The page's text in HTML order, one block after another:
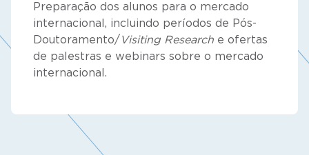
Preparação dos alunos para o mercado
internacional, incluindo períodos de Pós-
Doutoramento/ Visiting Research e ofertas
de palestras e webinars sobre o mercado
internacional.